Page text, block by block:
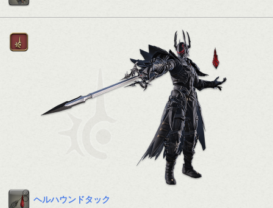
ヘルハウンドタック